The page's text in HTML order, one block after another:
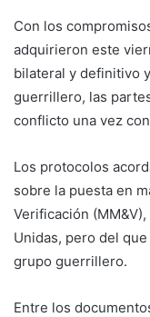
Con los
adquirieron este
bilateral y definitivo
guerrillero, las
conflicto una vez
Los protocolos
sobre la puesta en
Verificación
Unidas, pero del
grupo guerrillero.
Entre los